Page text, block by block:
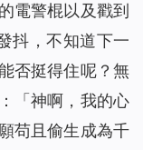
電警棍以及戳到
抖，不知道下一
否挺得住呢？無
「神啊，我的心
苟且偷生成為千